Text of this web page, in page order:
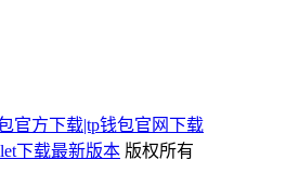
官方下载|tp钱包官网下载
下载最新版本 版权所有